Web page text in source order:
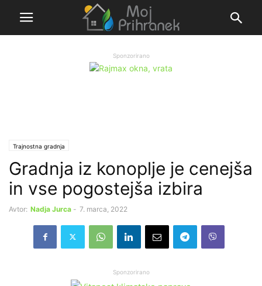
Sponzorirano
Trajnostna gradnja
Gradnja iz konoplje je cenejša
in vse pogostejša izbira
Avtor: Nadja Jurca - 7. marca, 2022
Sponzorirano